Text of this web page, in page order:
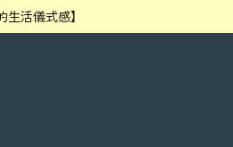
生活儀式感】